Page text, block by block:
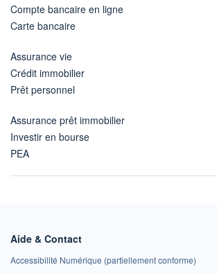
Compte bancaire en ligne
Carte bancaire
Assurance vie
Crédit immobilier
Prêt personnel
Assurance prêt immobilier
Investir en bourse
PEA
Aide & Contact
Accessibilité Numérique (partiellement conforme)